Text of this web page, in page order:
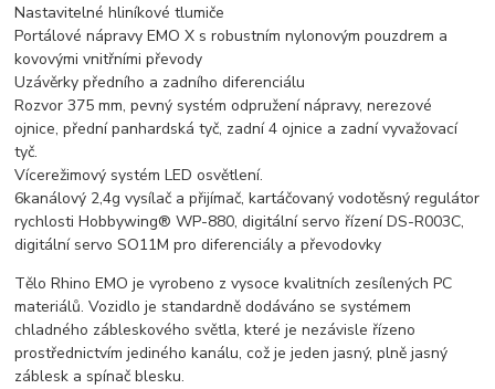
Nastavitelné hliníkové tlumiče
Portálové nápravy EMO X s robustním nylonovým pouzdrem a
kovovými vnitřními převody
Uzávěrky předního a zadního diferenciálu
Rozvor 375 mm, pevný systém odpružení nápravy, nerezové
ojnice, přední panhardská tyč, zadní 4 ojnice a zadní vyvažovací
tyč.
Vícerežimový systém LED osvětlení.
6kanálový 2,4g vysílač a přijímač, kartáčovaný vodotěsný regulátor
rychlosti Hobbywing® WP-880, digitální servo řízení DS-R003C,
digitální servo SO11M pro diferenciály a převodovky
Tělo Rhino EMO je vyrobeno z vysoce kvalitních zesílených PC
materiálů. Vozidlo je standardně dodáváno se systémem
chladného zábleskového světla, které je nezávisle řízeno
prostřednictvím jediného kanálu, což je jeden jasný, plně jasný
záblesk a spínač blesku.